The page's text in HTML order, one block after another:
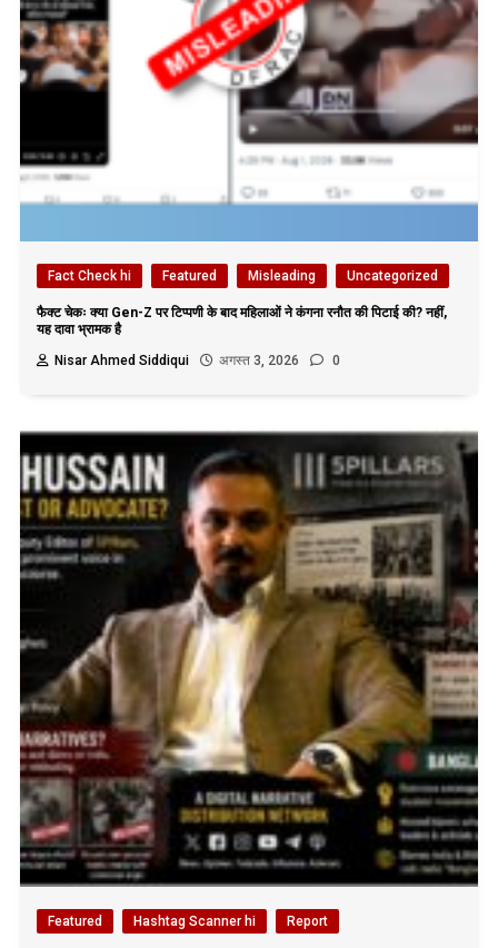
Fact Check hi Featured Misleading Uncategorized
फैक्ट चेकः क्या Gen-Z पर टिप्पणी के बाद महिलाओं ने कंगना रनौत की पिटाई की? नहीं,
यह दावा भ्रामक है
Nisar Ahmed Siddiqui
अगस्त 3, 2026 0
Featured Hashtag Scanner hi Report